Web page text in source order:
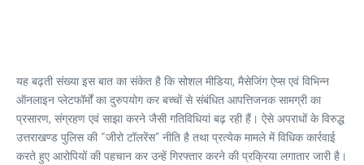
यह बढ़ती संख्या इस बात का संकेत है कि सोशल मीडिया, मैसेजिंग ऐप्स एवं विभिन्न
ऑनलाइन प्लेटफॉर्मों का दुरुपयोग कर बच्चों से संबंधित आपत्तिजनक सामग्री का
प्रसारण, संग्रहण एवं साझा करने जैसी गतिविधियां बढ़ रही हैं। ऐसे अपराधों के विरुद्ध
उत्तराखण्ड पुलिस की “जीरो टॉलरेंस” नीति है तथा प्रत्येक मामले में विधिक कार्रवाई
करते हुए आरोपियों की पहचान कर उन्हें गिरफ्तार करने की प्रक्रिया लगातार जारी है।